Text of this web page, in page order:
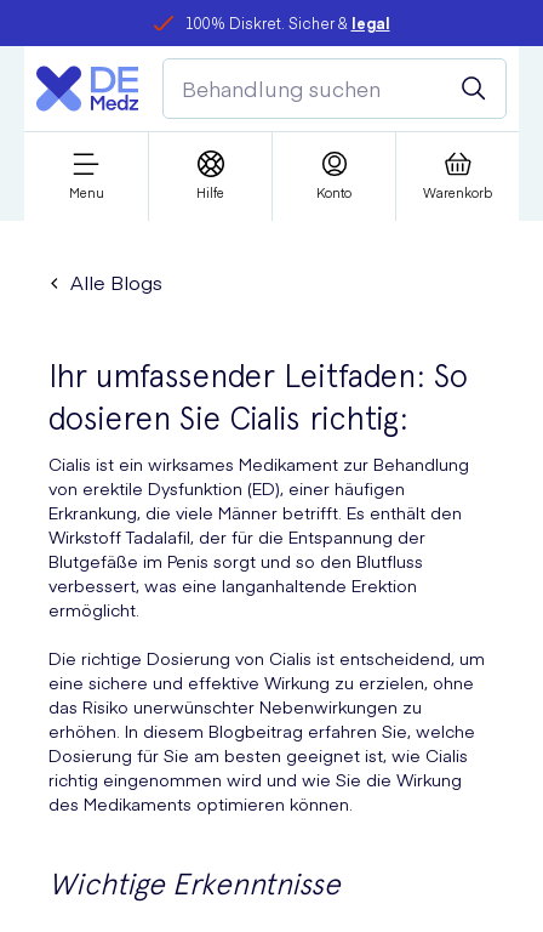
100% Diskret. Sicher & legal
Menu Hilfe Konto Warenkorb
Alle Blogs
Ihr umfassender Leitfaden: So
dosieren Sie Cialis richtig:
Cialis ist ein wirksames Medikament zur Behandlung
von erektile Dysfunktion (ED), einer häufigen
Erkrankung, die viele Männer betrifft. Es enthält den
Wirkstoff Tadalafil, der für die Entspannung der
Blutgefäße im Penis sorgt und so den Blutfluss
verbessert, was eine langanhaltende Erektion
ermöglicht.
Die richtige Dosierung von Cialis ist entscheidend, um
eine sichere und effektive Wirkung zu erzielen, ohne
das Risiko unerwünschter Nebenwirkungen zu
erhöhen. In diesem Blogbeitrag erfahren Sie, welche
Dosierung für Sie am besten geeignet ist, wie Cialis
richtig eingenommen wird und wie Sie die Wirkung
des Medikaments optimieren können.
Wichtige Erkenntnisse